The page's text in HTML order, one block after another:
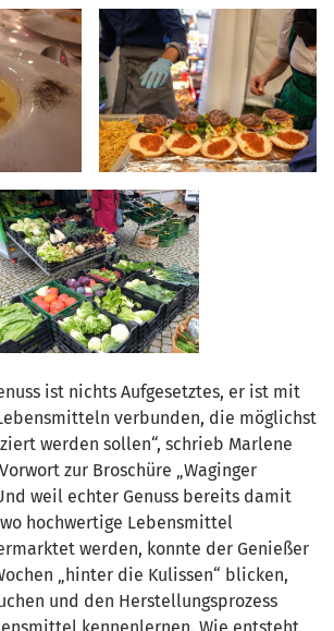
ist nichts Aufgesetztes, er ist mit
verbunden, die möglichst
werden sollen“, schrieb Marlene
zur Broschüre „Waginger
weil echter Genuss bereits damit
hochwertige Lebensmittel
werden, konnte der Genießer
„hinter die Kulissen“ blicken,
und den Herstellungsprozess